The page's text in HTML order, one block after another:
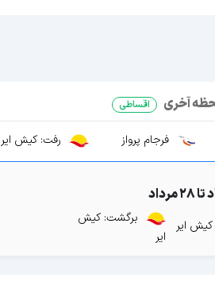
اقساطی
فرجام پرواز رفت: کیش ایر
ایر
برگشت: کیش
ایر